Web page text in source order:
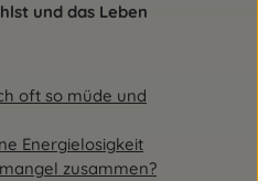
und das Leben
oft so müde und
Energielosigkeit
zusammen?